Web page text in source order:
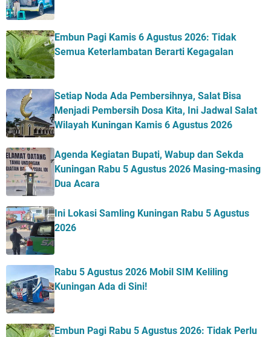
Embun Pagi Kamis 6 Agustus 2026: Tidak
Semua Keterlambatan Berarti Kegagalan
Setiap Noda Ada Pembersihnya, Salat Bisa
Menjadi Pembersih Dosa Kita, Ini Jadwal Salat
Wilayah Kuningan Kamis 6 Agustus 2026
Agenda Kegiatan Bupati, Wabup dan Sekda
Kuningan Rabu 5 Agustus 2026 Masing-masing
Dua Acara
Ini Lokasi Samling Kuningan Rabu 5 Agustus
2026
Rabu 5 Agustus 2026 Mobil SIM Keliling
Kuningan Ada di Sini!
Embun Pagi Rabu 5 Agustus 2026: Tidak Perlu